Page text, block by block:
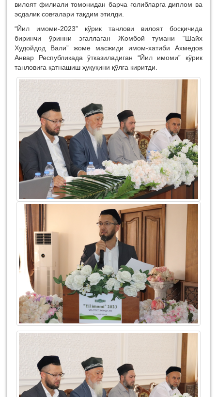
вилоят филиали томонидан барча ғолибларга диплом ва
эсдалик совғалари тақдим этилди.
“Йил имоми-2023” кўрик танлови вилоят босқичида
биринчи ўринни эгаллаган Жомбой тумани “Шайх
Худойдод Вали” жоме масжиди имом-хатиби Ахмедов
Анвар Республикада ўтказиладиган “Йил имоми” кўрик
танловига қатнашиш ҳуқуқини қўлга киритди.